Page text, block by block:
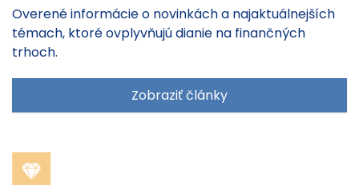
Overené informácie o novinkách a najaktuálnejších
témach, ktoré ovplyvňujú dianie na finančných
trhoch.
Zobraziť články